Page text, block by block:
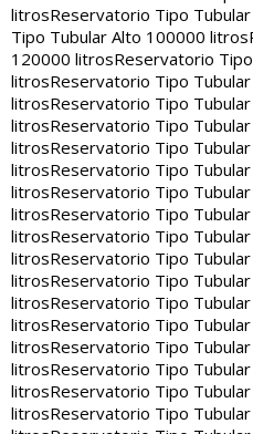
litrosReservatorio Tipo
Tipo Tubular Alto 100000 litros
120000 litrosReservatorio
litrosReservatorio Tipo
litrosReservatorio Tipo
litrosReservatorio Tipo
litrosReservatorio Tipo
litrosReservatorio Tipo
litrosReservatorio Tipo
litrosReservatorio Tipo
litrosReservatorio Tipo
litrosReservatorio Tipo
litrosReservatorio Tipo
litrosReservatorio Tipo
litrosReservatorio Tipo
litrosReservatorio Tipo
litrosReservatorio Tipo
litrosReservatorio Tipo
litrosReservatorio Tipo